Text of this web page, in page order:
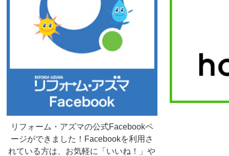
リフォーム・アズマの公式Facebookペ
ージができました！Facebookを利用さ
れている方は、お気軽に「いいね！」や